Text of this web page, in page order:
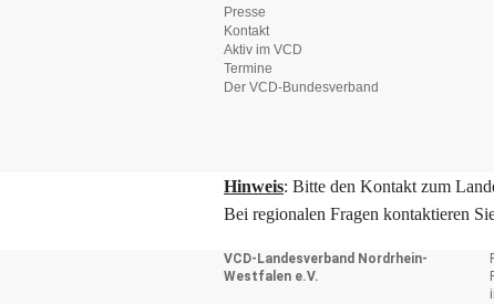
Presse
Kontakt
Aktiv im VCD
Termine
Der VCD-Bundesverband
Hinweis: Bitte den Kontakt zum
Bei regionalen Fragen kontaktieren
VCD-Landesverband Nordrhein-
Westfalen e.V.